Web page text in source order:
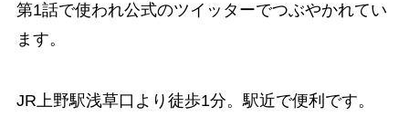
第1話で使われ公式のツイッターでつぶやかれてい
ます。
JR上野駅浅草口より徒歩1分。駅近で便利です。